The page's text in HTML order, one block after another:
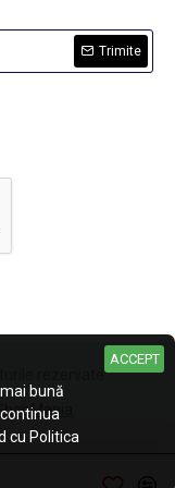
Trimite
rezervate.
ACCEPT
bună
cu Politica